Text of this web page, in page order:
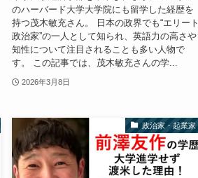
のハーバード大学大学院にも留学した経歴を
持つ茂木敏充さん。 日本の政界でも“エリート
政治家”の一人として知られ、英語力の高さや
知性について注目されることも多い人物で
す。 この記事では、茂木敏充さんの学...
2026年3月8日
政治家・起業家